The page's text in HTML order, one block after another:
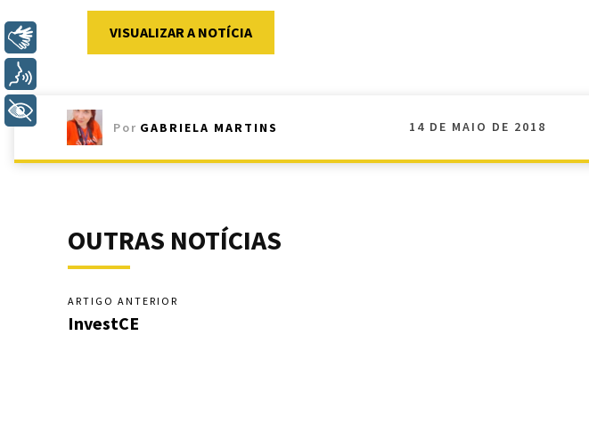
VISUALIZAR A NOTÍCIA
Por GABRIELA MARTINS 14 DE MAIO DE 2018
OUTRAS NOTÍCIAS
ARTIGO ANTERIOR
InvestCE
+ Acessibilidade